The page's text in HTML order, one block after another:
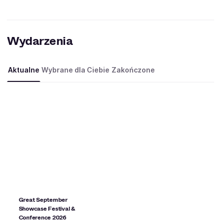
Wydarzenia
Aktualne Wybrane dla Ciebie Zakończone
Great September
Showcase Festival &
Conference 2026